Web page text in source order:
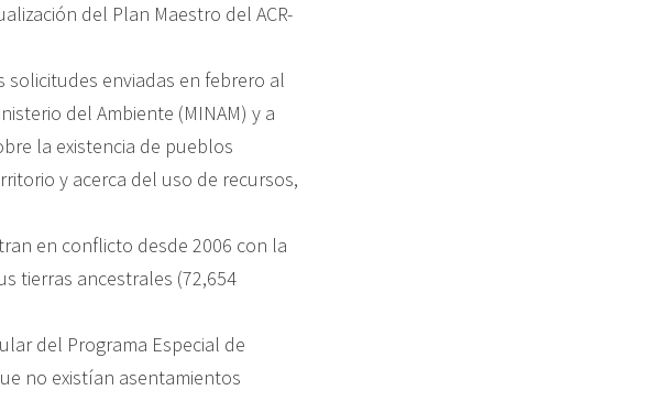
del Plan Maestro del ACR-
solicitudes enviadas en febrero al
del Ambiente (MINAM) y a
la existencia de pueblos
y acerca del uso de recursos,
en conflicto desde 2006 con la
tierras ancestrales (72,654
del Programa Especial de
no existían asentamientos